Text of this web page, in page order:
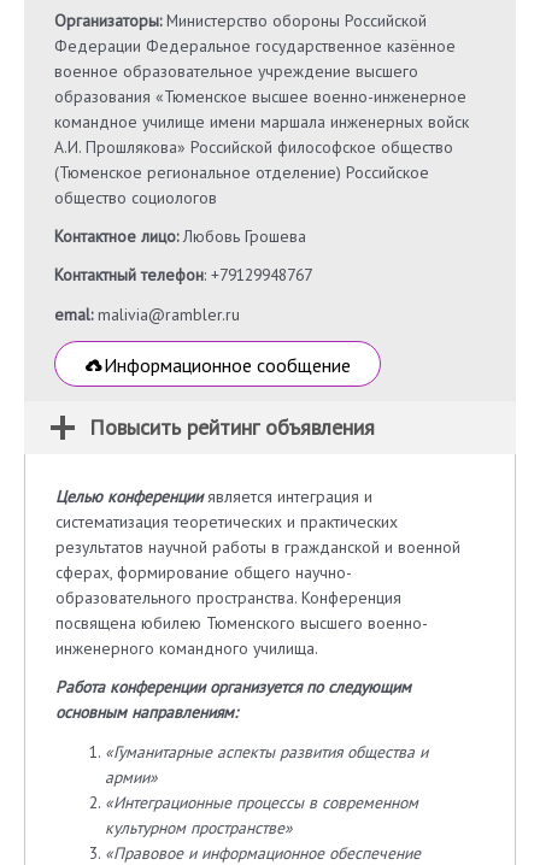
Организаторы:Министерство обороны Российской
Федерации Федеральное государственное казённое
военное образовательное учреждение высшего
образования «Тюменское высшее военно-инженерное
командное училище имени маршала инженерных войск
А.И. Прошлякова» Российской философское общество
(Тюменское региональное отделение) Российское
общество социологов
Контактное лицо:Любовь Грошева
Контактный телефон: +79129948767
emal:malivia@rambler.ru
Информационное сообщение
Повысить рейтинг объявления
Целью конференцииявляется интеграция и
систематизация теоретических и практических
результатов научной работы в гражданской и военной
сферах, формирование общего научно-
образовательного пространства. Конференция
посвящена юбилею Тюменского высшего военно-
инженерного командного училища.
Работа конференции организуется по следующим
основным направлениям:
«Гуманитарные аспекты развития общества и
армии»
«Интеграционные процессы в современном
культурном пространстве»
«Правовое и информационное обеспечение